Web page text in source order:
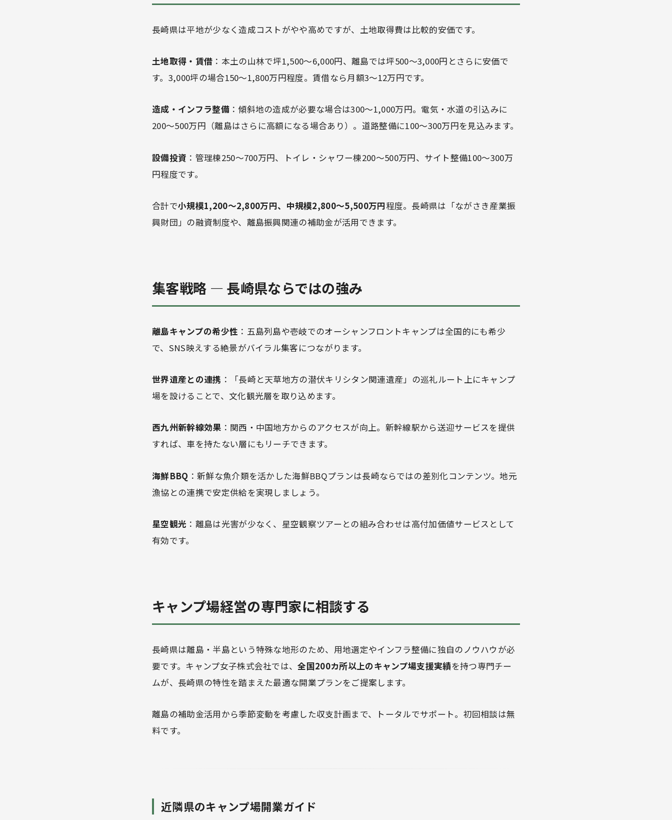
長崎県は平地が少なく造成コストがやや高めですが、土地取得費は比較的安価です。
土地取得・賃借 ：本土の山林で坪1,500〜6,000円、離島では坪500〜3,000円とさらに安価で
す。3,000坪の場合150〜1,800万円程度。賃借なら月額3〜12万円です。
造成・インフラ整備：傾斜地の造成が必要な場合は300〜1,000万円。電気・水道の引込みに
200〜500万円（離島はさらに高額になる場合あり）。道路整備に100〜300万円を見込みます。
設備投資 ：管理棟250〜700万円、トイレ・シャワー棟200〜500万円、サイト整備100〜300万
円程度です。
合計で小規模1,200〜2,800万円、中規模2,800〜5,500万円程度。長崎県は「ながさき産業振
興財団」の融資制度や、離島振興関連の補助金が活用できます。
集客戦略 — 長崎県ならではの強み
離島キャンプの希少性 ：五島列島や壱岐でのオーシャンフロントキャンプは全国的にも希少
で、SNS映えする絶景がバイラル集客につながります。
世界遺産との連携 ：「長崎と天草地方の潜伏キリシタン関連遺産」の巡礼ルート上にキャンプ
場を設けることで、文化観光層を取り込めます。
西九州新幹線効果 ：関西・中国地方からのアクセスが向上。新幹線駅から送迎サービスを提供
すれば、車を持たない層にもリーチできます。
海鮮BBQ ：新鮮な魚介類を活かした海鮮BBQプランは長崎ならではの差別化コンテンツ。地元
漁協との連携で安定供給を実現しましょう。
星空観光 ：離島は光害が少なく、星空観察ツアーとの組み合わせは高付加価値サービスとして
有効です。
キャンプ場経営の専門家に相談する
長崎県は離島・半島という特殊な地形のため、用地選定やインフラ整備に独自のノウハウが必
要です。キャンプ女子株式会社では、全国200カ所以上のキャンプ場支援実績を持つ専門チー
ムが、長崎県の特性を踏まえた最適な開業プランをご提案します。
離島の補助金活用から季節変動を考慮した収支計画まで、トータルでサポート。初回相談は無
料です。
近隣県のキャンプ場開業ガイド